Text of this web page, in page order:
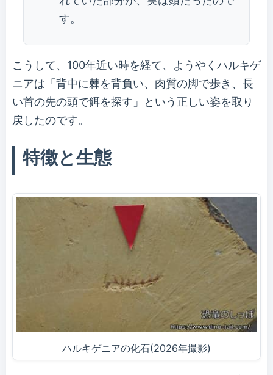
す。
こうして、100年近い時を経て、ようやくハルキゲ
ニアは「背中に棘を背負い、肉質の脚で歩き、長
い首の先の頭で餌を探す」という正しい姿を取り
戻したのです。
特徴と生態
ハルキゲニアの化石(2026年撮影)